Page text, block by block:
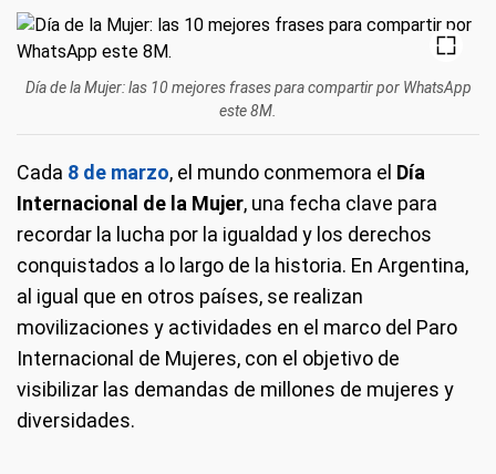
Día de la Mujer: las 10 mejores frases para compartir por WhatsApp
este 8M.
Cada 8 de marzo, el mundo conmemora el Día
Internacional de la Mujer, una fecha clave para
recordar la lucha por la igualdad y los derechos
conquistados a lo largo de la historia. En Argentina,
al igual que en otros países, se realizan
movilizaciones y actividades en el marco del Paro
Internacional de Mujeres, con el objetivo de
visibilizar las demandas de millones de mujeres y
diversidades.